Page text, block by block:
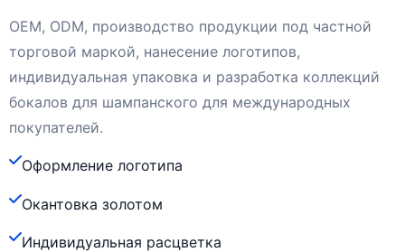
OEM, ODM, производство продукции под частной
торговой маркой, нанесение логотипов,
индивидуальная упаковка и разработка коллекций
бокалов для шампанского для международных
покупателей.
Оформление логотипа
Окантовка золотом
Индивидуальная расцветка